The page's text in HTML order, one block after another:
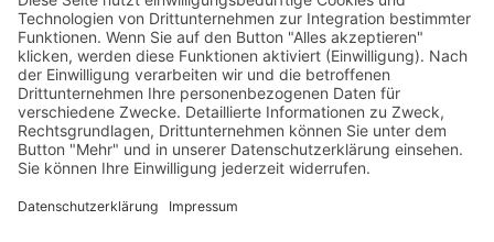
(Termine nach Vereinbarung)
So erreichen Sie Uns
+49-163-173-193-4
+49-2041-3087820
Sicherheitsinformationen